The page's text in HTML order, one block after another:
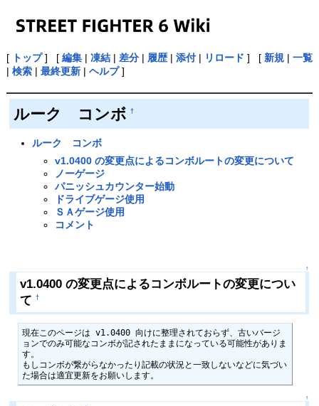
[ トップ] [ 編集| 凍結| 差分| 履歴| 添付| リロード ] [ 新規| 一覧
| 検索| 最終更新| ヘルプ]
ルーク コンボ †
ルーク コンボ
v1.0400 の変更点によるコンボルートの変更について
ノーゲージ
パニッシュカウンター始動
ドライブゲージ使用
ＳＡゲージ使用
コメント
↑
v1.0400 の変更点によるコンボルートの変更につい
て †
現在このページは v1.0400 向けに整理されておらず、古いバージ
ョンでのみ可能なコンボが記されたままになっている可能性がありま
す。
もしコンボが繋がらなかったり記載の状況と一致しないなどに気づい
た場合は適宜更新をお願いします。
↑